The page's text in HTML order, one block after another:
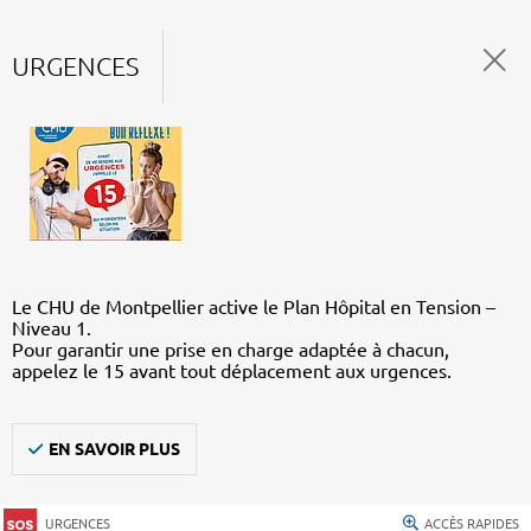
URGENCES
Le CHU de Montpellier active le Plan Hôpital en Tension –
Niveau 1.
Pour garantir une prise en charge adaptée à chacun,
appelez le 15 avant tout déplacement aux urgences.
EN SAVOIR PLUS
URGENCES ACCÈS RAPIDES